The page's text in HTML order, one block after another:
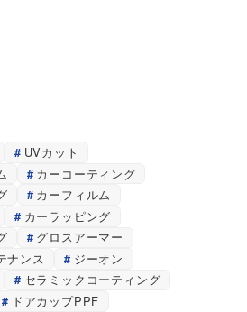
UVカット
カーコーティング
カーフィルム
カーラッピング
グロスアーマー
ナンス
ジーオン
セラミックコーティング
ドアカップPPF